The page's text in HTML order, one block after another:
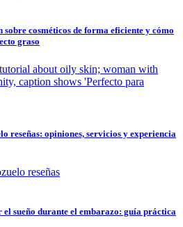
cosméticos de forma eficiente y cómo
graso
reseñas: opiniones, servicios y experiencia
sueño durante el embarazo: guía práctica